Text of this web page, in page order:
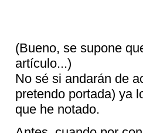
(Bueno, se supone
artículo...)
No sé si andarán de
pretendo portada) ya
que he notado.